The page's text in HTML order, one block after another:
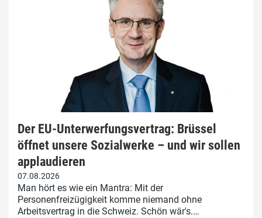
Der EU-Unterwerfungsvertrag: Brüssel
öffnet unsere Sozialwerke – und wir sollen
applaudieren
07.08.2026
Man hört es wie ein Mantra: Mit der
Personenfreizügigkeit komme niemand ohne
Arbeitsvertrag in die Schweiz. Schön wär's.…